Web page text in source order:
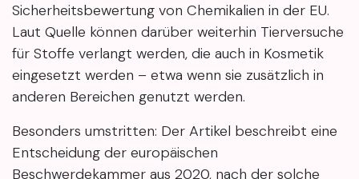
Sicherheitsbewertung von Chemikalien in der EU.
Laut Quelle können darüber weiterhin Tierversuche
für Stoffe verlangt werden, die auch in Kosmetik
eingesetzt werden – etwa wenn sie zusätzlich in
anderen Bereichen genutzt werden.
Besonders umstritten: Der Artikel beschreibt eine
Entscheidung der europäischen
Beschwerdekammer aus 2020, nach der solche